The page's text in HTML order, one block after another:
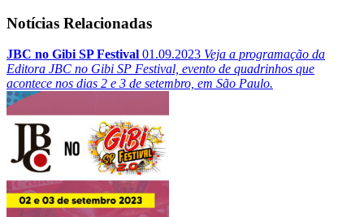
Notícias Relacionadas
JBC no Gibi SP Festival 01.09.2023 Veja a programação da
Editora JBC no Gibi SP Festival, evento de quadrinhos que
acontece nos dias 2 e 3 de setembro, em São Paulo.